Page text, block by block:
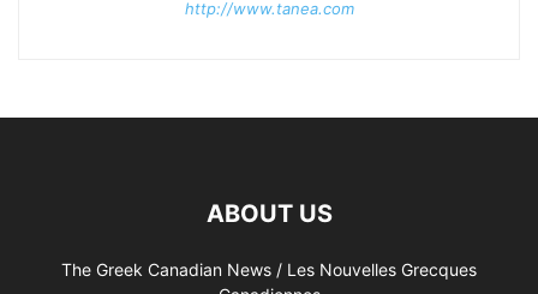
http://www.tanea.com
ABOUT US
The Greek Canadian News / Les Nouvelles Grecques